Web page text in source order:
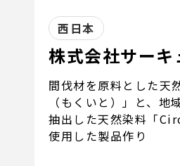
西日本
株式会社サーキ
間伐材を原料とした天
（もくいと）」と、地
抽出した天然染料「
使用した製品作り